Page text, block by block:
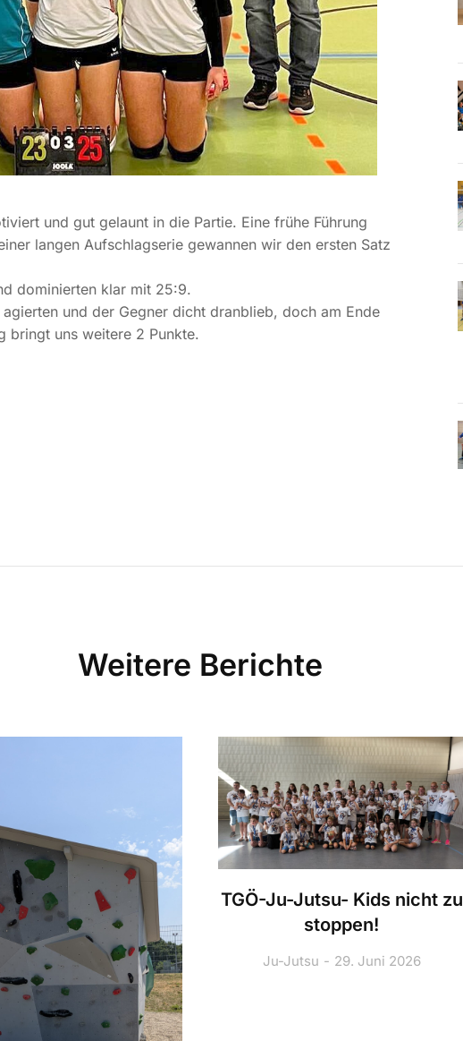
und gut gelaunt in die Partie. Eine frühe Führung
langen Aufschlagserie gewannen wir den ersten Satz
dominierten klar mit 25:9.
und der Gegner dicht dranblieb, doch am Ende
bringt uns weitere 2 Punkte.
Weitere Berichte
TGÖ-Ju-Jutsu- Kids nicht zu
stoppen!
Ju-Jutsu 29. Juni 2026